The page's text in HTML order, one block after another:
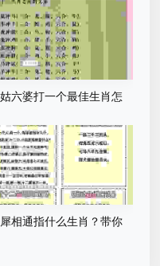
六婆打一个最佳生肖怎
相通指什么生肖？带你